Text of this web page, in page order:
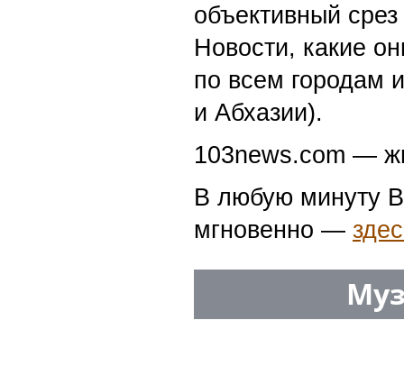
объективный
Новости, какие
по всем городам
и Абхазии).
103news.com —
В любую минуту
мгновенно —